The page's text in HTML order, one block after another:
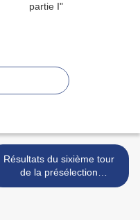
Résultats du sixième tour
de la présélection
lituanienne >